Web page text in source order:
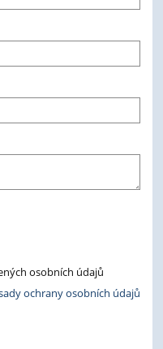
osobních údajů
ochrany osobních údajů